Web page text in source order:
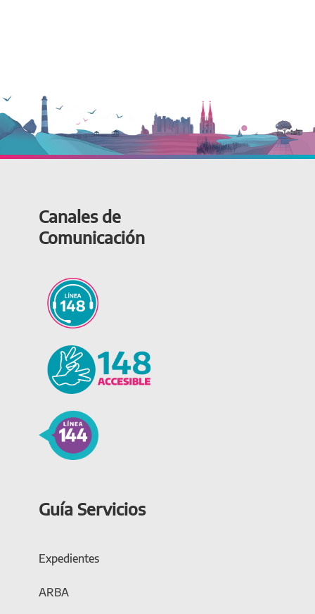
Canales de
Comunicación
Guía Servicios
Expedientes
ARBA